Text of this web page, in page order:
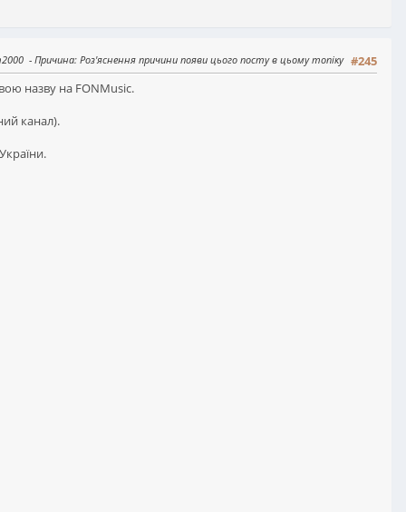
#245
Причина: Роз'яснення причини появи цього посту в цьому топіку
назву на FONMusic.
канал).